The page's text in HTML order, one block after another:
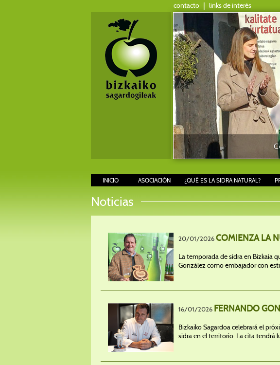
contacto | links de interés
INICIO ASOCIACIÓN ¿QUÉ ES LA SIDRA NATURAL?
Noticias
20/01/2026COMIENZA LA
La temporada de sidra en Bizkaia
González como embajador con
16/01/2026 FERNANDO
Bizkaiko Sagardoa celebrará el
sidra en el territorio. La cita tendrá